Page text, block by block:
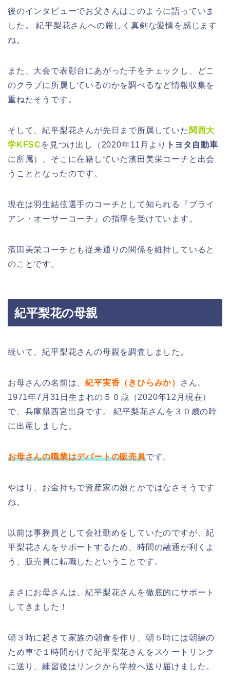
後のインタビューでお父さんはこのように語っていま
した。 紀平梨花さんへの厳しく真剣な愛情を感じます
ね。
また、大会で表彰台にあがった子をチェックし、どこ
のクラブに所属しているのかを調べるなど情報収集を
重ねたそうです。
そして、紀平梨花さんが先日まで所属していた 関西大
学KFSC を見つけ出し（2020年11月より
トヨタ自動車
に所属）、そこに在籍していた濱田美栄コーチ と出会
うこととなったのです。
現在は羽生結弦選手のコーチとして知られる『ブライ
アン・オーサーコーチ』の指導を受けています。
濱田美栄コーチとも従来通りの関係を維持していると
のことです。
紀平梨花の母親
続いて、紀平梨花さんの母親を調査しました。
お母さんの名前は、紀平実香（きひらみか） さん 。
1971年7月31日生まれの５０歳（2020年12月現在）
で、兵庫県西宮出身です。 紀平梨花さんを３０歳の時
に出産しました。
お母さんの職業はデパートの販売員です。
やはり、お金持ちで資産家の娘とかではなさそうです
ね。
以前は事務員として会社勤めをしていたのですが、紀
平梨花さんをサポートするため、時間の融通が利くよ
う、販売員に転職したということです。
まさにお母さんは、紀平梨花さんを徹底的にサポート
してきました！
朝３時に起きて家族の朝食を作り、朝５時には朝練の
ため車で１時間かけて紀平梨花さんをスケートリンク
に送り、練習後はリンクから学校へ送り届けました。